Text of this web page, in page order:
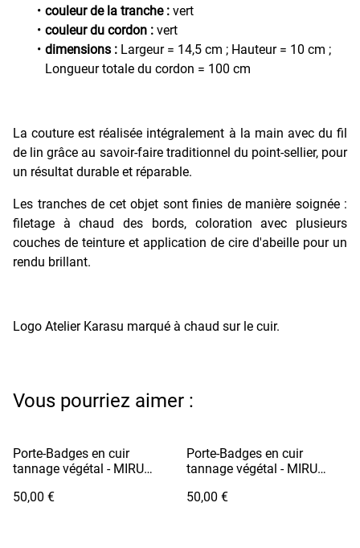
couleur de la tranche : vert
couleur du cordon : vert
dimensions : Largeur = 14,5 cm ; Hauteur = 10 cm ;
Longueur totale du cordon = 100 cm
La couture est réalisée intégralement à la main avec du fil
de lin grâce au savoir-faire traditionnel du point-sellier, pour
un résultat durable et réparable.
Les tranches de cet objet sont finies de manière soignée :
filetage à chaud des bords, coloration avec plusieurs
couches de teinture et application de cire d'abeille pour un
rendu brillant.
Logo Atelier Karasu marqué à chaud sur le cuir.
Vous pourriez aimer :
Porte-Badges en cuir
tannage végétal - MIRU
50,00 €
Porte-Badges en cuir
tannage végétal - MIRU
50,00 €